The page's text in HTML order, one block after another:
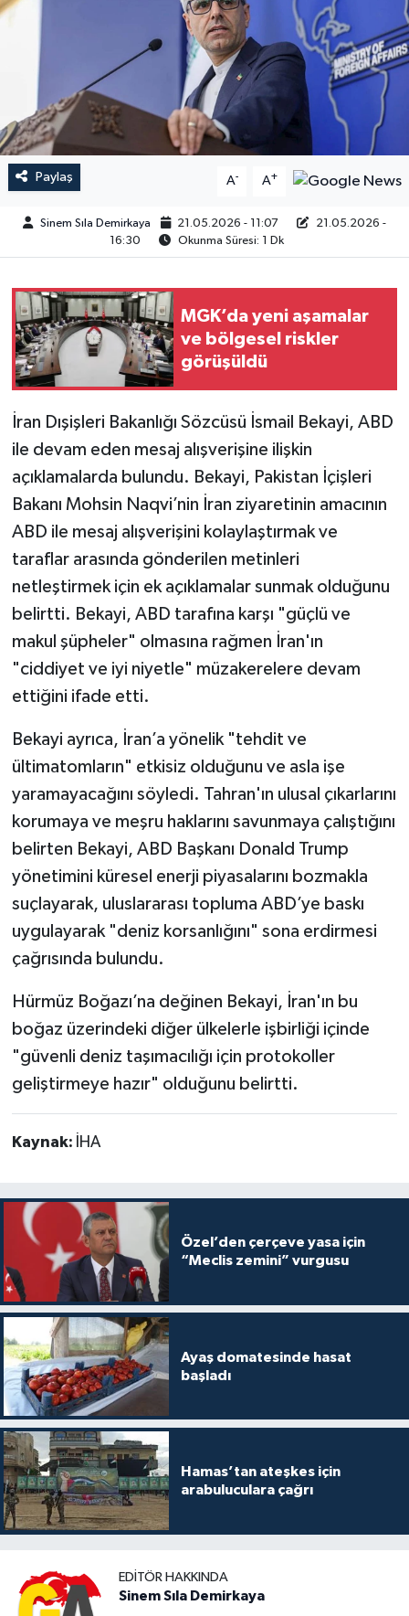
Paylaş A- A+
Sinem Sıla Demirkaya 21.05.2026 - 11:07
21.05.2026 -
16:30
Okunma Süresi: 1 Dk
MGK’da yeni aşamalar
ve bölgesel riskler
görüşüldü
İran Dışişleri Bakanlığı Sözcüsü İsmail Bekayi, ABD
ile devam eden mesaj alışverişine ilişkin
açıklamalarda bulundu. Bekayi, Pakistan İçişleri
Bakanı Mohsin Naqvi’nin İran ziyaretinin amacının
ABD ile mesaj alışverişini kolaylaştırmak ve
taraflar arasında gönderilen metinleri
netleştirmek için ek açıklamalar sunmak olduğunu
belirtti. Bekayi, ABD tarafına karşı "güçlü ve
makul şüpheler" olmasına rağmen İran'ın
"ciddiyet ve iyi niyetle" müzakerelere devam
ettiğini ifade etti.
Bekayi ayrıca, İran’a yönelik "tehdit ve
ültimatomların" etkisiz olduğunu ve asla işe
yaramayacağını söyledi. Tahran'ın ulusal çıkarlarını
korumaya ve meşru haklarını savunmaya çalıştığını
belirten Bekayi, ABD Başkanı Donald Trump
yönetimini küresel enerji piyasalarını bozmakla
suçlayarak, uluslararası topluma ABD’ye baskı
uygulayarak "deniz korsanlığını" sona erdirmesi
çağrısında bulundu.
Hürmüz Boğazı’na değinen Bekayi, İran'ın bu
boğaz üzerindeki diğer ülkelerle işbirliği içinde
"güvenli deniz taşımacılığı için protokoller
geliştirmeye hazır" olduğunu belirtti.
Kaynak: İHA
Özel’den çerçeve yasa için
“Meclis zemini” vurgusu
Ayaş domatesinde hasat
başladı
Hamas’tan ateşkes için
arabuluculara çağrı
EDITÖR HAKKINDA
Sinem Sıla Demirkaya